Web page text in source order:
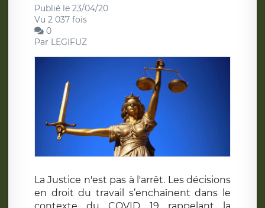
Publié le 23/04/20
Vu 2 037 fois
0
Par LEGIFUZ
La Justice n'est pas à l'arrêt. Les décisions
en droit du travail s’enchaînent dans le